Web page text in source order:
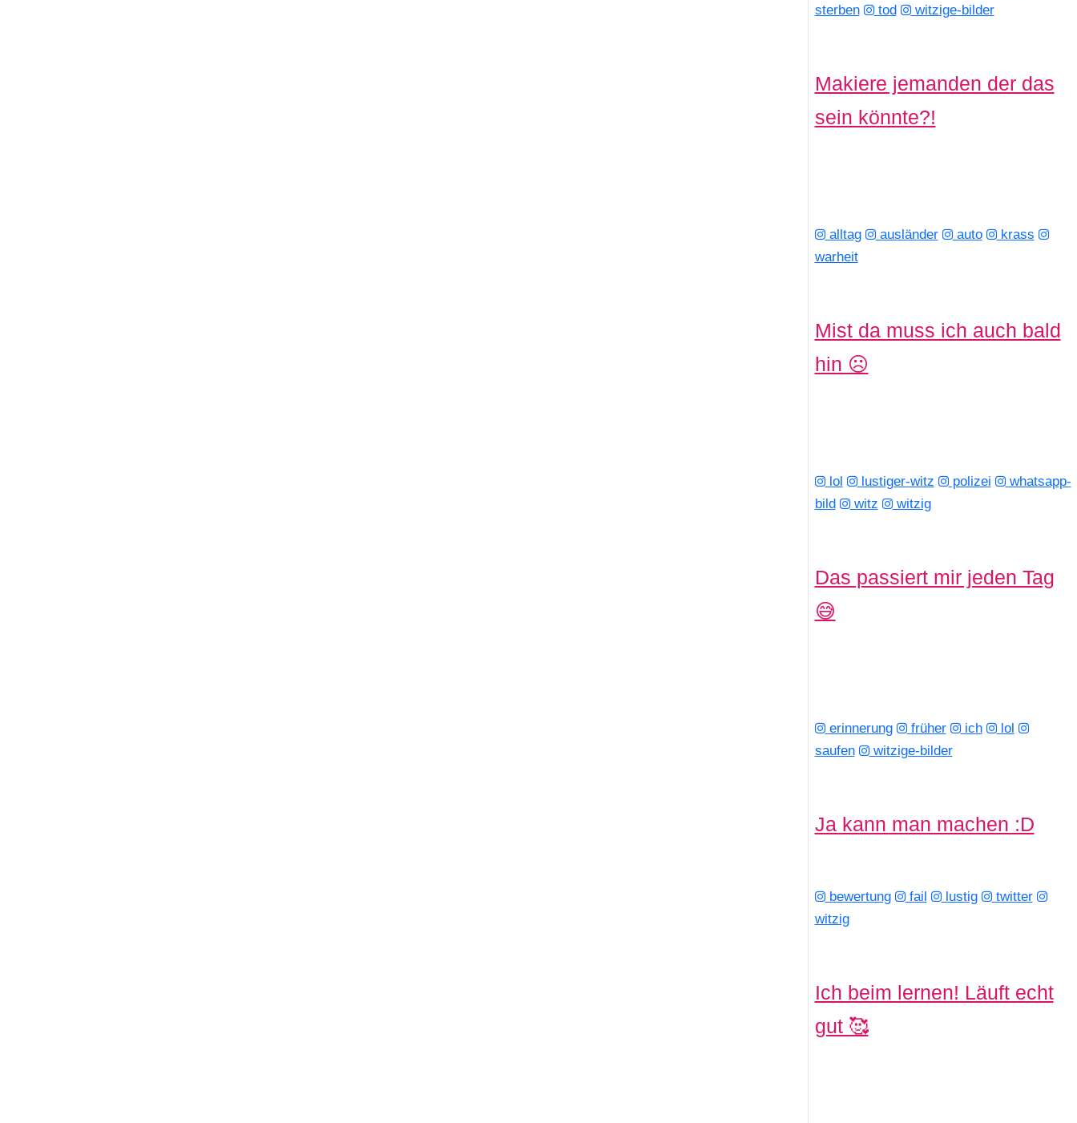
sterben
tod witzige-bilder
Makiere jemanden der das
sein könnte?!
alltag ausländer auto
krass
warheit
Mist da muss ich auch bald
hin ☹️
lol lustiger-witz polizei
whatsapp-
bild
witz witzig
Das passiert mir jeden Tag
😅
erinnerung früher ich
lol
saufen
witzige-bilder
Ja kann man machen :D
bewertung fail lustig
twitter
witzig
Ich beim lernen! Läuft echt
gut 🥰